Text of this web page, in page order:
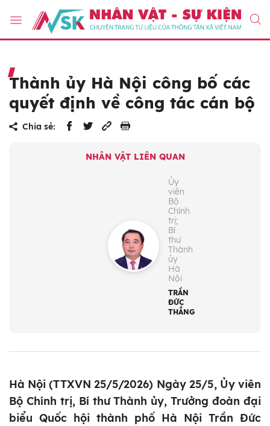
Thành ủy Hà Nội công bố các
quyết định về công tác cán bộ
Chia sẻ:
NHÂN VẬT LIÊN QUAN
Ủy
viên
Bộ
Chính
trị;
Bí
thư
Thành
ủy
Hà
Nội
TRẦN
ĐỨC
THẮNG
Hà Nội (TTXVN 25/5/2026) Ngày 25/5, Ủy viên
Bộ Chính trị, Bí thư Thành ủy, Trưởng đoàn đại
biểu Quốc hội thành phố Hà Nội Trần Đức